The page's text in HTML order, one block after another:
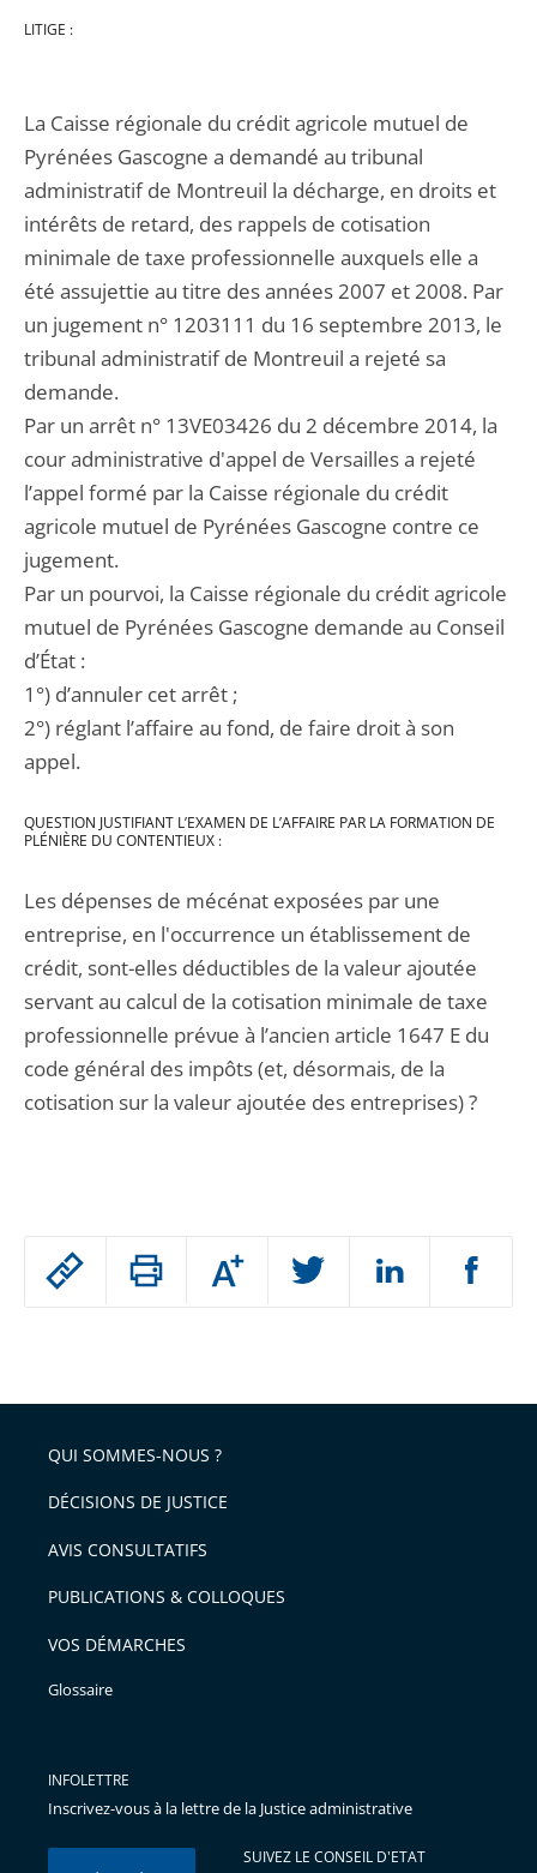
Passer
arriver
après
Augmenter
ou
l'article
pour
avant
LITIGE :
La Caisse régionale du crédit agricole mutuel de
Pyrénées Gascogne a demandé au tribunal
administratif de Montreuil la décharge, en droits et
intérêts de retard, des rappels de cotisation
minimale de taxe professionnelle auxquels elle a
été assujettie au titre des années 2007 et 2008. Par
un jugement n° 1203111 du 16 septembre 2013, le
tribunal administratif de Montreuil a rejeté sa
demande.
Par un arrêt n° 13VE03426 du 2 décembre 2014, la
cour administrative d'appel de Versailles a rejeté
l’appel formé par la Caisse régionale du crédit
agricole mutuel de Pyrénées Gascogne contre ce
jugement.
Par un pourvoi, la Caisse régionale du crédit agricole
mutuel de Pyrénées Gascogne demande au Conseil
d’État :
1°) d’annuler cet arrêt ;
2°) réglant l’affaire au fond, de faire droit à son
appel.
QUESTION JUSTIFIANT L’EXAMEN DE L’AFFAIRE PAR LA FORMATION DE
PLÉNIÈRE DU CONTENTIEUX :
Les dépenses de mécénat exposées par une
entreprise, en l'occurrence un établissement de
crédit, sont-elles déductibles de la valeur ajoutée
servant au calcul de la cotisation minimale de taxe
professionnelle prévue à l’ancien article 1647 E du
code général des impôts (et, désormais, de la
cotisation sur la valeur ajoutée des entreprises) ?
QUI SOMMES-NOUS ?
DÉCISIONS DE JUSTICE
AVIS CONSULTATIFS
PUBLICATIONS & COLLOQUES
VOS DÉMARCHES
Glossaire
INFOLETTRE
Inscrivez-vous à la lettre de la Justice administrative
SUIVEZ LE CONSEIL D'ETAT